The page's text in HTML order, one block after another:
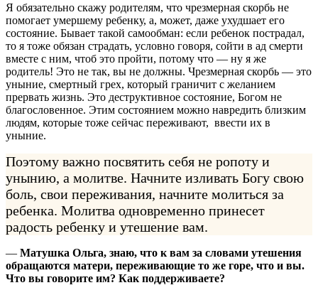
Я обязательно скажу родителям, что чрезмерная скорбь не
помогает умершему ребенку, а, может, даже ухудшает его
состояние. Бывает такой самообман: если ребенок пострадал,
то я тоже обязан страдать, условно говоря, сойти в ад смерти
вместе с ним, чтоб это пройти, потому что — ну я же
родитель! Это не так, вы не должны. Чрезмерная скорбь — это
уныние, смертный грех, который граничит с желанием
прервать жизнь. Это деструктивное состояние, Богом не
благословенное. Этим состоянием можно навредить близким
людям, которые тоже сейчас переживают, ввести их в
уныние.
Поэтому важно посвятить себя не ропоту и
унынию, а молитве. Начните изливать Богу свою
боль, свои переживания, начните молиться за
ребенка. Молитва одновременно принесет
радость ребенку и утешение вам.
— Матушка Ольга, знаю, что к вам за словами утешения
обращаются матери, переживающие то же горе, что и вы.
Что вы говорите им? Как поддерживаете?